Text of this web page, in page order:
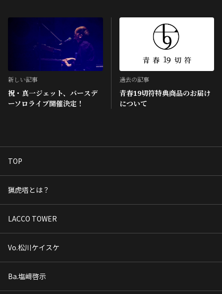
新しい記事
祝・真一ジェット、バースデ
ーソロライブ開催決定！
過去の記事
青春19切符特典商品のお届け
について
TOP
猟虎塔とは？
LACCO TOWER
Vo.松川ケイスケ
Ba.塩﨑啓示